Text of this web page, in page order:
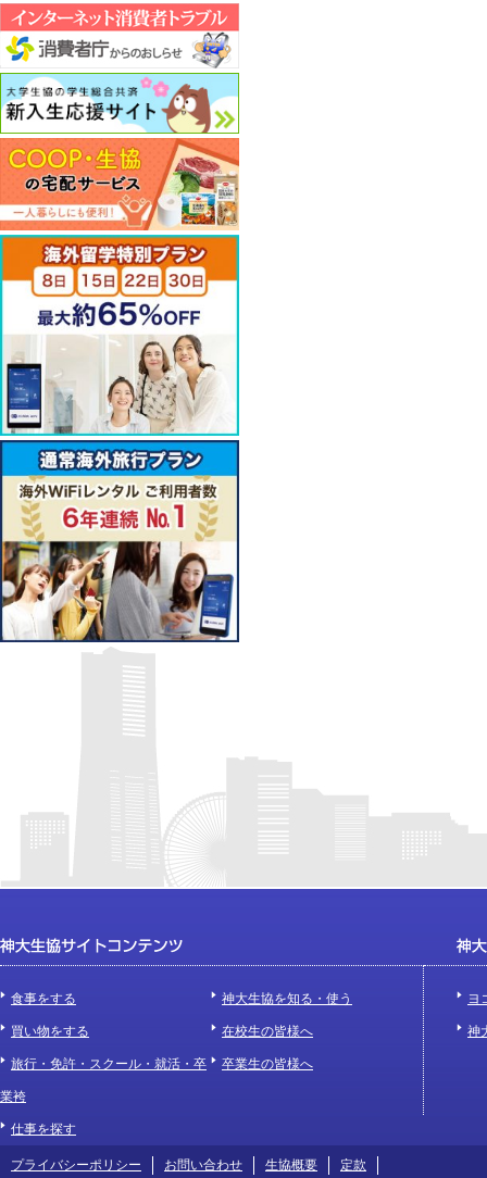
食事をする
買い物をする
旅行・免許・スクール・就活・卒
業袴
仕事を探す
神大生協を知る・使う
在校生の皆様へ
卒業生の皆様へ
ヨ
神
プライバシーポリシー お問い合わせ 生協概要 定款